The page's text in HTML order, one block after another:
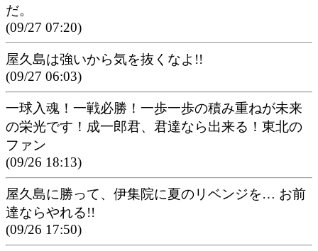
だ。
(09/27 07:20)
屋久島は強いから気を抜くなよ!!
(09/27 06:03)
一球入魂！一戦必勝！一歩一歩の積み重ねが未来
の栄光です！成一郎君、君達なら出来る！東北の
ファン
(09/26 18:13)
屋久島に勝って、伊集院に夏のリベンジを… お前
達ならやれる!!
(09/26 17:50)